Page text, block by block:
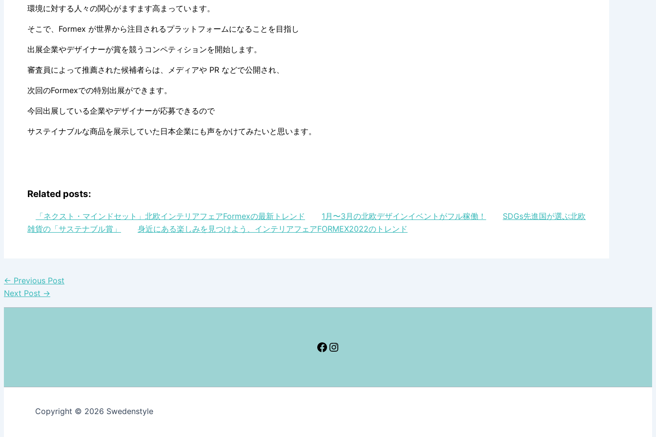
環境に対する人々の関心がますます高まっています。
そこで、Formex が世界から注目されるプラットフォームになることを目指し
出展企業やデザイナーが賞を競うコンペティションを開始します。
審査員によって推薦された候補者らは、メディアや PR などで公開され、
次回のFormexでの特別出展ができます。
今回出展している企業やデザイナーが応募できるので
サステイナブルな商品を展示していた日本企業にも声をかけてみたいと思います。
Related posts:
「ネクスト・マインドセット」北欧インテリアフェアFormexの最新トレンド 1月〜3月の北欧デザインイベントがフル稼働！
SDGs先進国が選ぶ北欧
雑貨の「サステナブル賞」
身近にある楽しみを見つけよう、インテリアフェアFORMEX2022のトレンド
← Previous Post
Next Post →
Facebook
Instagram
Copyright © 2026 Swedenstyle